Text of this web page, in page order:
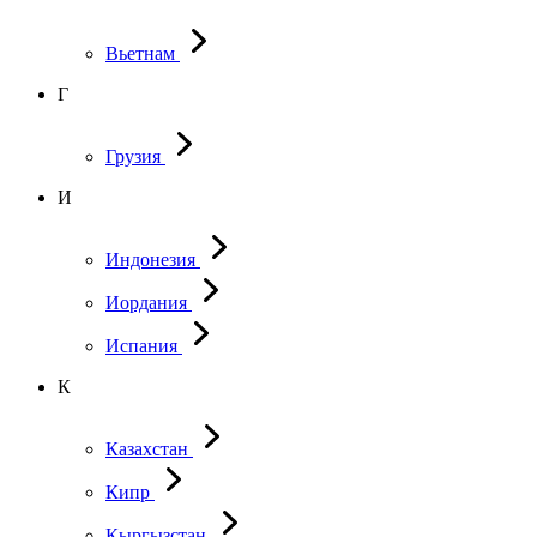
Вьетнам
Г
Грузия
И
Индонезия
Иордания
Испания
К
Казахстан
Кипр